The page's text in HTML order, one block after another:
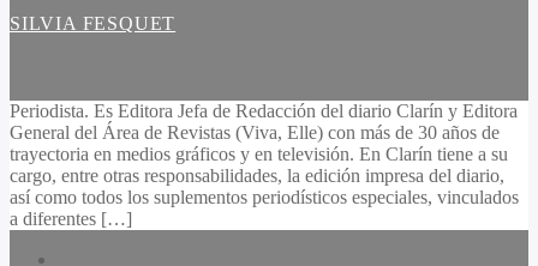
SILVIA FESQUET
Periodista. Es Editora Jefa de Redacción del diario Clarín y Editora
General del Área de Revistas (Viva, Elle) con más de 30 años de
trayectoria en medios gráficos y en televisión. En Clarín tiene a su
cargo, entre otras responsabilidades, la edición impresa del diario,
así como todos los suplementos periodísticos especiales, vinculados
a diferentes […]